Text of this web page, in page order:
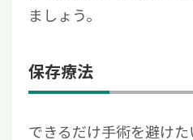
ましょう。
保存療法
できるだけ手術を避け